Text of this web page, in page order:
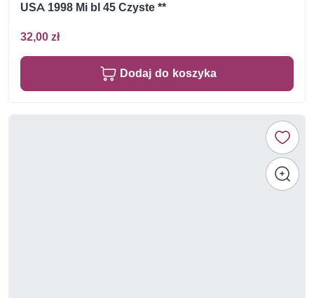
USA 1998 Mi bl 45 Czyste **
32,00 zł
Dodaj do koszyka